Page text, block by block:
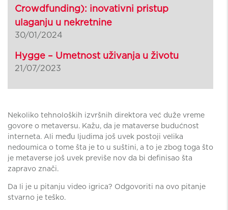
Crowdfunding): inovativni pristup
ulaganju u nekretnine
30/01/2024
Hygge – Umetnost uživanja u životu
21/07/2023
Nekoliko tehnoloških izvršnih direktora već duže vreme
govore o metaversu. Kažu, da je mataverse budućnost
interneta. Ali među ljudima još uvek postoji velika
nedoumica o tome šta je to u suštini, a to je zbog toga što
je metaverse još uvek previše nov da bi definisao šta
zapravo znači.
Da li je u pitanju video igrica? Odgovoriti na ovo pitanje
stvarno je teško.